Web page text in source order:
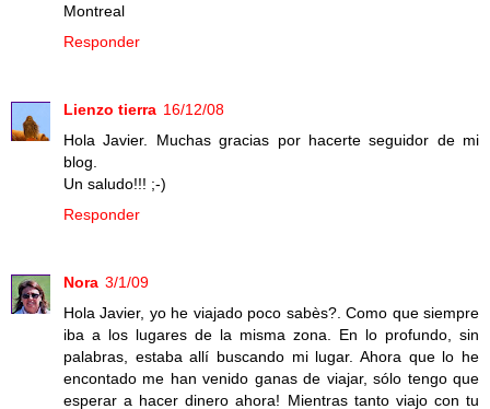
Montreal
Responder
Lienzo tierra 16/12/08
Hola Javier. Muchas gracias por hacerte seguidor de mi
blog.
Un saludo!!! ;-)
Responder
Nora 3/1/09
Hola Javier, yo he viajado poco sabès?. Como que siempre
iba a los lugares de la misma zona. En lo profundo, sin
palabras, estaba allí buscando mi lugar. Ahora que lo he
encontado me han venido ganas de viajar, sólo tengo que
esperar a hacer dinero ahora! Mientras tanto viajo con tu